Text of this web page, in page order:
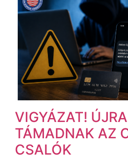
VIGYÁZAT! ÚJRA
TÁMADNAK AZ
CSALÓK